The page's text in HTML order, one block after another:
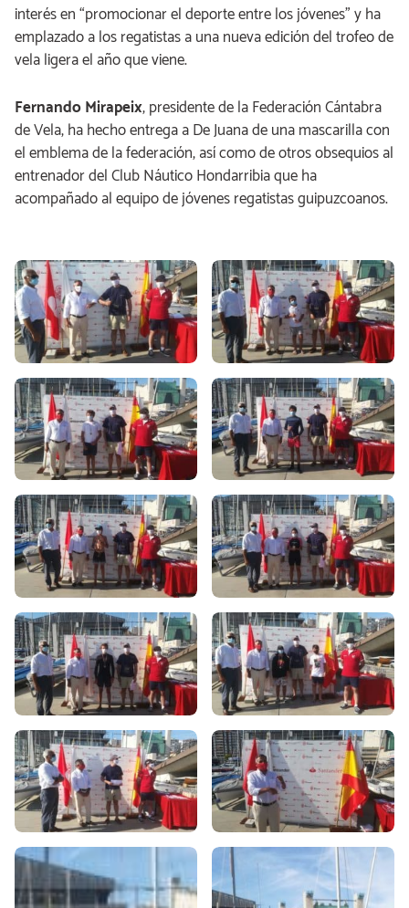
interés en “promocionar el deporte entre los jóvenes” y ha
emplazado a los regatistas a una nueva edición del trofeo de
vela ligera el año que viene.
Fernando Mirapeix, presidente de la Federación Cántabra
de Vela, ha hecho entrega a De Juana de una mascarilla con
el emblema de la federación, así como de otros obsequios al
entrenador del Club Náutico Hondarribia que ha
acompañado al equipo de jóvenes regatistas guipuzcoanos.